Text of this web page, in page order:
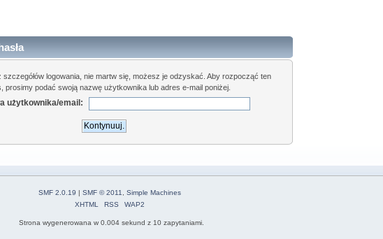
szczegółów logowania, nie martw się, możesz je odzyskać. Aby rozpocząć ten
prosimy podać swoją nazwę użytkownika lub adres e-mail poniżej.
użytkownika/email:
SMF 2.0.19 | SMF © 2011
Simple Machines
XHTML
RSS WAP2
Strona wygenerowana w 0.004 sekund z 10 zapytaniami.